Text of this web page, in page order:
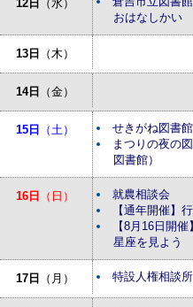
12日 （水）
おはなしかい
13日 （木）
14日 （金）
15日 （土）
せきがね図書
まつりの夜の
図書館）
16日 （日）
就農相談会
【通年開催】
【8月16日開
星座を見よう
17日 （月） 特設人権相談